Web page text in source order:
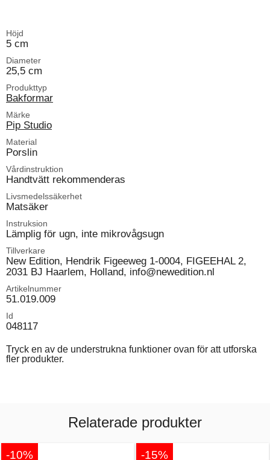
Höjd
5 cm
Diameter
25,5 cm
Produkttyp
Bakformar
Märke
Pip Studio
Material
Porslin
Vårdinstruktion
Handtvätt rekommenderas
Livsmedelssäkerhet
Matsäker
Instruksion
Lämplig för ugn, inte mikrovågsugn
Tillverkare
New Edition, Hendrik Figeeweg 1-0004, FIGEEHAL 2,
2031 BJ Haarlem, Holland, info@newedition.nl
Artikelnummer
51.019.009
Id
048117
Tryck en av de understrukna funktioner ovan för att utforska
fler produkter.
Relaterade produkter
-10% -15%